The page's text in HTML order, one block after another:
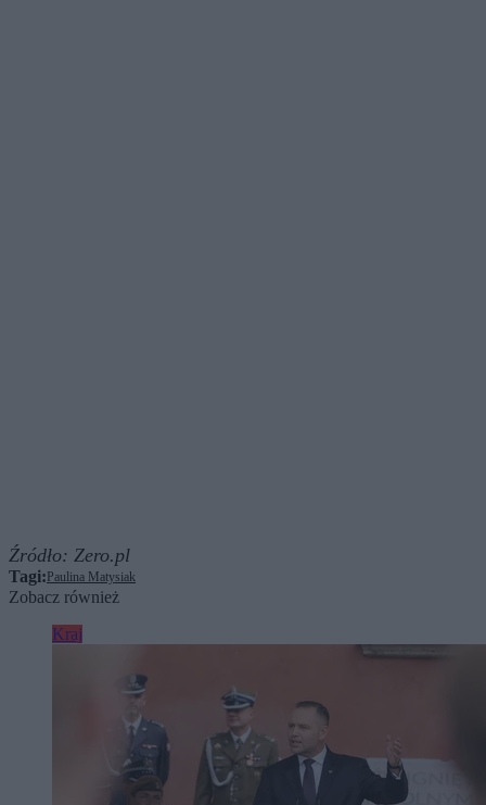
Źródło: Zero.pl
Tagi:Paulina Matysiak
Zobacz również
Kraj